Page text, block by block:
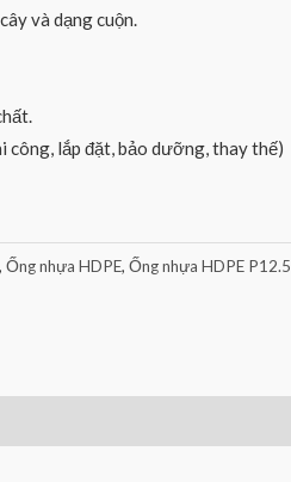
và dạng cuộn.
công, lắp đặt, bảo dưỡng, thay thế)
, Ống nhựa HDPE, Ống nhựa HDPE P12.5